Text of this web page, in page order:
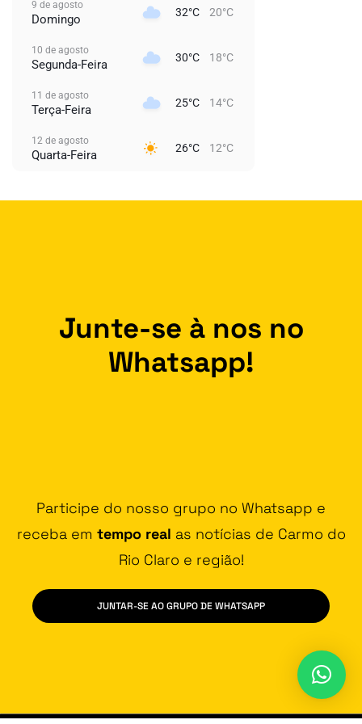
9 de agosto
Domingo 32°C 20°C
10 de agosto
Segunda-Feira 30°C 18°C
11 de agosto
Terça-Feira 25°C 14°C
12 de agosto
Quarta-Feira 26°C 12°C
Junte-se à nos no
Whatsapp!
Participe do nosso grupo no Whatsapp e
receba em tempo real as notícias de Carmo do
Rio Claro e região!
JUNTAR-SE AO GRUPO DE WHATSAPP